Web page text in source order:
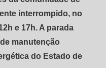
interrompido, no
e 17h. A parada
manutenção
do Estado de